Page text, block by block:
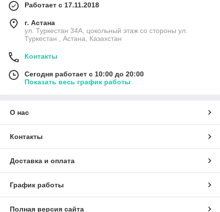
Работает с 17.11.2018
г. Астана
ул. Туркестан 34А, цокольный этаж со стороны ул.
Туркестан , Астана, Казахстан
Контакты
Сегодня работает с 10:00 до 20:00
Показать весь график работы
О нас
Контакты
Доставка и оплата
График работы
Полная версия сайта